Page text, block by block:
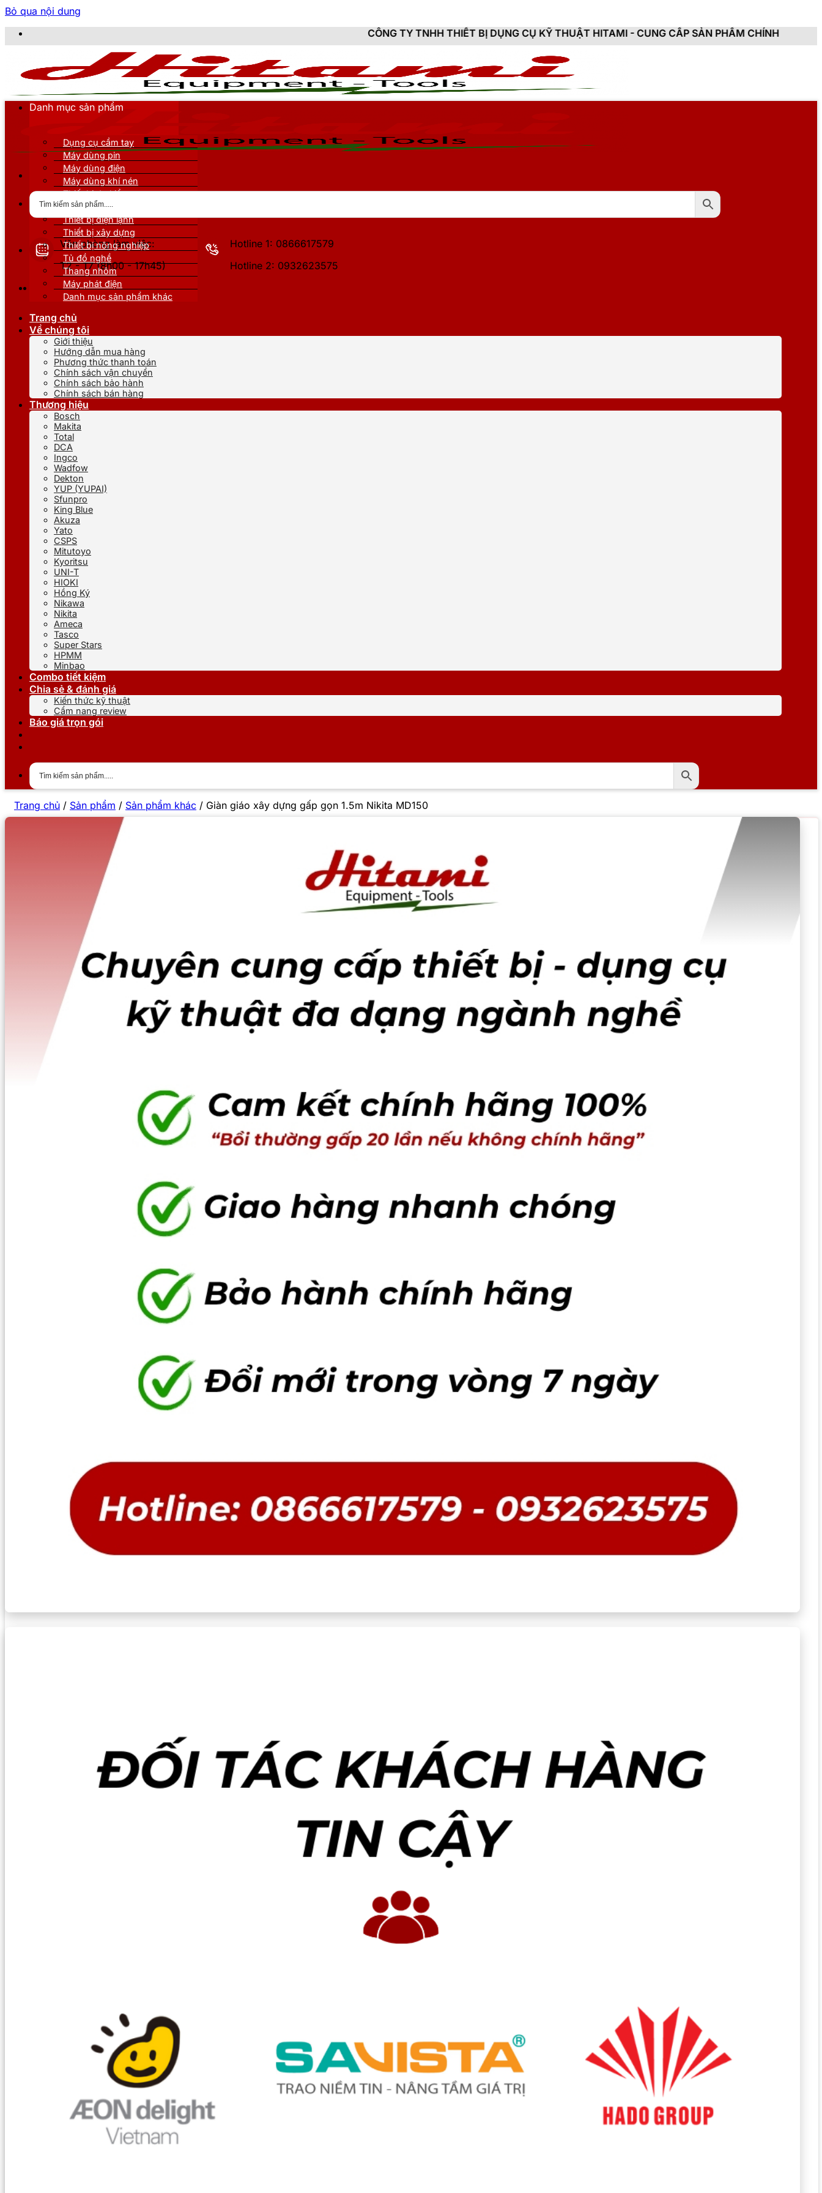
Bỏ qua nội dung
CÔNG TY TNHH THIẾT BỊ DỤNG CỤ KỸ THUẬT HITAMI - CUNG CẤP SẢN PHẨM CHÍNH HÃNG, MỚI 100%, ĐẦY
Văn phòng làm việc:
T2 - T7 (8h00 - 17h45)
Hotline 1: 0866617579
Hotline 2: 0932623575
Danh mục sản phẩm
Dụng cụ cầm tay
Máy dùng pin
Máy dùng điện
Máy dùng khí nén
Thiết bị đo kiểm
Thiết bị nâng đỡ
Thiết bị điện lạnh
Thiết bị xây dựng
Thiết bị nông nghiệp
Tủ đồ nghề
Thang nhôm
Máy phát điện
Danh mục sản phẩm khác
Trang chủ
Về chúng tôi
Giới thiệu
Hướng dẫn mua hàng
Phương thức thanh toán
Chính sách vận chuyển
Chính sách bảo hành
Chính sách bán hàng
Thương hiệu
Bosch
Makita
Total
DCA
Ingco
Wadfow
Dekton
YUP (YUPAI)
Sfunpro
King Blue
Akuza
Yato
CSPS
Mitutoyo
Kyoritsu
UNI-T
HIOKI
Hồng Ký
Nikawa
Nikita
Ameca
Tasco
Super Stars
HPMM
Minbao
Combo tiết kiệm
Chia sẻ & đánh giá
Kiến thức kỹ thuật
Cẩm nang review
Báo giá trọn gói
Trang chủ / Sản phẩm / Sản phẩm khác / Giàn giáo xây dựng gấp gọn 1.5m Nikita MD150